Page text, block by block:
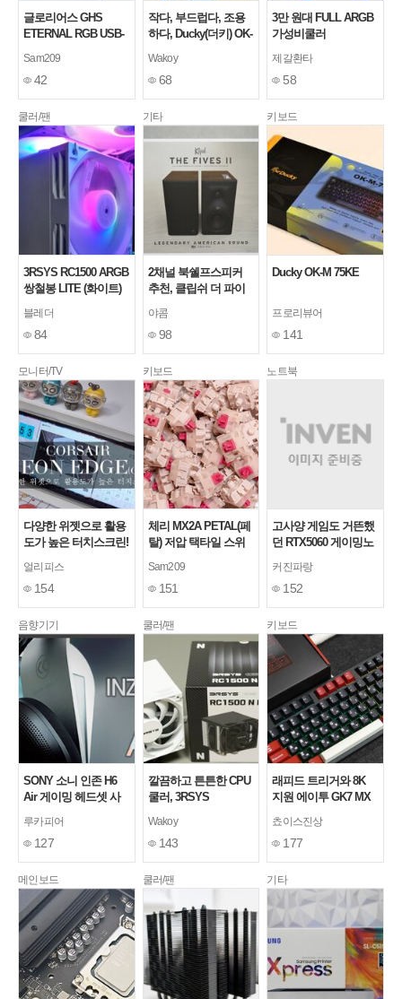
글로리어스 GHS
ETERNAL RGB USB-
Sam209
42
작다, 부드럽다, 조용
하다, Ducky(더키) OK-
계식키보드
Wakoy
68
3만 원대 FULL ARGB
가성비쿨러
RT400 TCL
제갈환타
58
쿨러/팬
3RSYS RC1500 ARGB
쌍철봉 LITE (화이트)
블레더
84
기타
2채널 북쉘프스피커
추천, 클립쉬 더 파이
지원
야콤
98
키보드
Ducky OK-M 75KE
프로리뷰어
141
모니터/TV
다양한 위젯으로 활용
도가 높은 터치스크린!
얼리피스
154
키보드
체리 MX2A PETAL(페
탈) 저압 택타일 스위
Sam209
151
노트북
고사양 게임도 거뜬했
던 RTX5060 게이밍노
R7TF 리뷰
커진파랑
152
음향기기
SONY 소니 인존 H6
Air 게이밍 헤드셋 사
루카피어
127
쿨러/팬
깔끔하고 튼튼한 CPU
쿨러, 3RSYS
봉 LITE (화이트)
Wakoy
143
키보드
래피드 트리거와 8K
지원 에이투 GK7 MX
쵸이스진상
177
메인보드 쿨러/팬 기타